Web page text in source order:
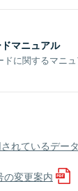
マニュアル
に関するマニ
れているデー
の変更案内